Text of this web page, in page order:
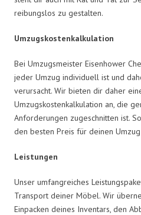
reibungslos zu gestalten.
Umzugskostenkalkulation
Bei Umzugsmeister Eisenhower
jeder Umzug individuell ist und
verursacht. Wir bieten dir daher
Umzugskostenkalkulation an, die
Anforderungen zugeschnitten ist.
den besten Preis für deinen
Leistungen
Unser umfangreiches
Transport deiner Möbel. Wir
Einpacken deines Inventars, den